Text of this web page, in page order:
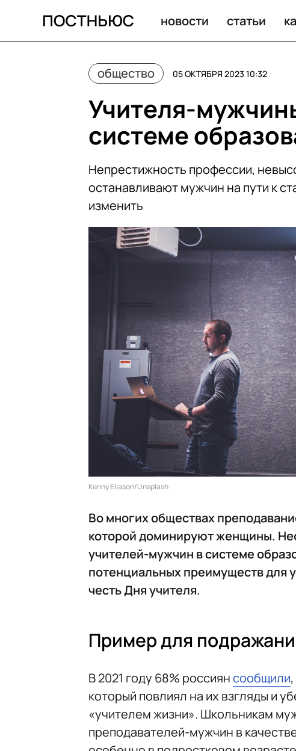
новости статьи
общество 05 ОКТЯБРЯ 2023 10:32
Учителя-
системе
Непрестижность профессии,
останавливают мужчин на пути к
изменить
Kenny Eliason/Unsplash
Во многих обществах
которой доминируют женщины.
учителей-мужчин в системе
потенциальных преимуществ для
честь Дня учителя.
Пример для
В 2021 году 68% россиянсообщили
который повлиял на их взгляды и
«учителем жизни». Школьникам
преподавателей-мужчин в